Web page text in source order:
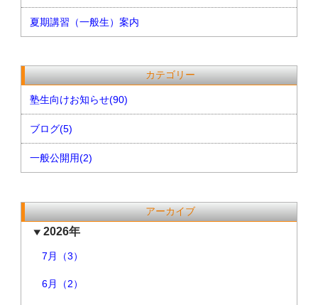
夏期講習（一般生）案内
カテゴリー
塾生向けお知らせ(90)
ブログ(5)
一般公開用(2)
アーカイブ
2026年
7月（3）
6月（2）